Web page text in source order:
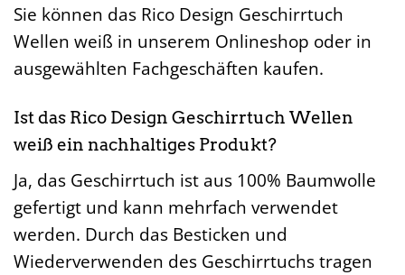
Sie können das Rico Design Geschirrtuch
Wellen weiß in unserem Onlineshop oder in
ausgewählten Fachgeschäften kaufen.
Ist das Rico Design Geschirrtuch Wellen
weiß ein nachhaltiges Produkt?
Ja, das Geschirrtuch ist aus 100% Baumwolle
gefertigt und kann mehrfach verwendet
werden. Durch das Besticken und
Wiederverwenden des Geschirrtuchs tragen